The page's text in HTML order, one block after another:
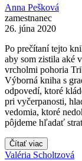
Anna Pešková
zamestnanec
26. júna 2020
Po prečítaní tejto
aby som zistila aké
vrcholmi pohoria
Výborná kniha s
odpovedí, ktoré
pri vyčerpanosti,
vedomia, ktoré
pôjdeme hľadať
Čítať viac
Valéria Scholtzová